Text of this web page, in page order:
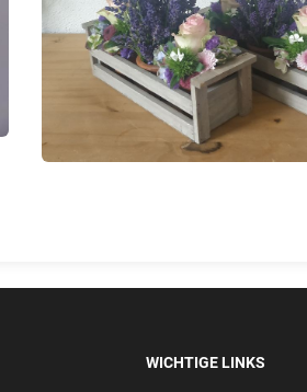
WICHTIGE LINKS